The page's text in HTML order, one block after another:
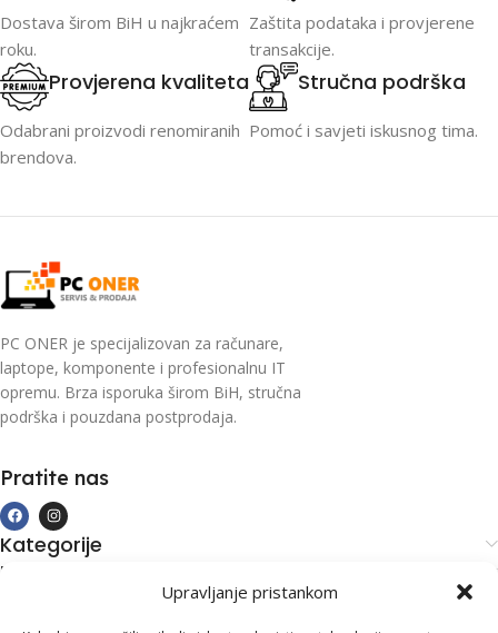
Upravljanje pristankom
Dostava širom BiH u najkraćem
roku.
Zaštita podataka i provjerene
transakcije.
Provjerena kvaliteta
Odabrani proizvodi renomiranih
brendova.
Stručna podrška
Pomoć i savjeti iskusnog tima.
PC ONER je specijalizovan za računare,
laptope, komponente i profesionalnu IT
opremu. Brza isporuka širom BiH, stručna
podrška i pouzdana postprodaja.
Pratite nas
Kategorije
Kupovina i podrška